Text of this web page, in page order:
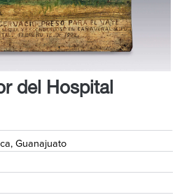
del Hospital
Guanajuato